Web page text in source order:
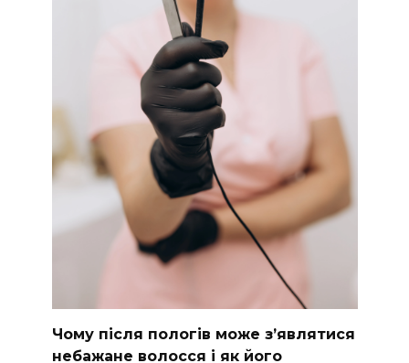
Чому після пологів може з’являтися
небажане волосся і як його